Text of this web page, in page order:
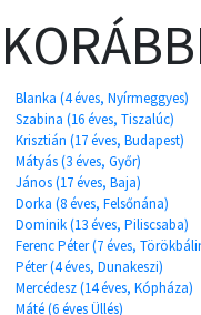
Blanka (4 éves, Nyírmeggyes)
Szabina (16 éves, Tiszalúc)
Krisztián (17 éves, Budapest)
Mátyás (3 éves, Győr)
János (17 éves, Baja)
Dorka (8 éves, Felsőnána)
Dominik (13 éves, Piliscsaba)
Ferenc Péter (7 éves,
Péter (4 éves, Dunakeszi)
Mercédesz (14 éves, Kópháza)
Máté (6 éves Üllés)